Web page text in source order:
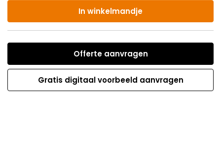
In winkelmandje
Offerte aanvragen
Gratis digitaal voorbeeld aanvragen